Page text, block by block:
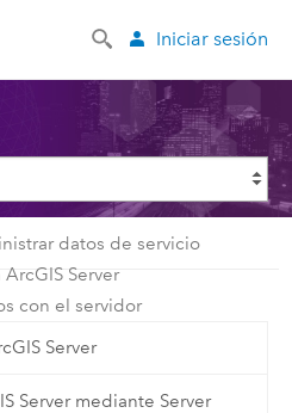
Iniciar sesión
datos de servicio
Server
con el servidor
Server
Server mediante Server